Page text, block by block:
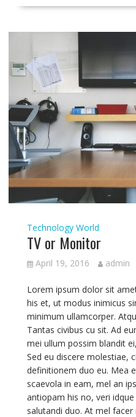
Technology World
TV or Monitor
April 19, 2016 admin
Lorem ipsum dolor sit
his et, ut modus inimicus
minimum ullamcorper.
Tantas civibus cu sit. Ad
mei ullum possim blandit
Sed eu discere molestiae,
definitionem duo eu. Mea
scaevola in eam, mel an
antiopam his no, veri
salutandi duo. At mel